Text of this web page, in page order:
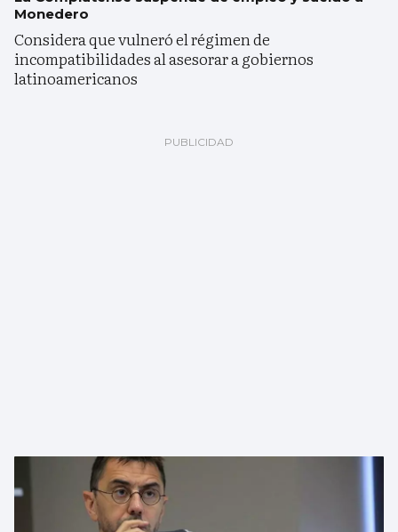
Monedero
Considera que vulneró el régimen de
incompatibilidades al asesorar a gobiernos
latinoamericanos